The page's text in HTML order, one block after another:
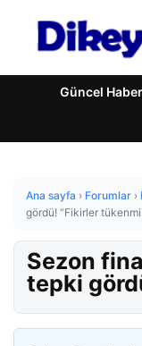
Güncel
Ana sayfa › Forumlar ›
gördü! “Fikirler
Sezon
tepki